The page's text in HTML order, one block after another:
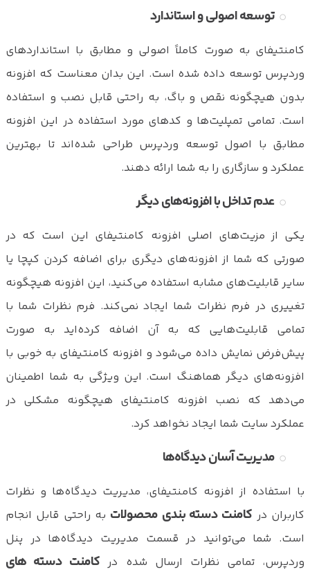
توسعه اصولی و استاندارد
کامنتیفای به صورت کاملاً اصولی و مطابق با استانداردهای
وردپرس توسعه داده شده است. این بدان معناست که افزونه
بدون هیچگونه نقص و باگ، به راحتی قابل نصب و استفاده
است. تمامی تمپلیت‌ها و کدهای مورد استفاده در این افزونه
مطابق با اصول توسعه وردپرس طراحی شده‌اند تا بهترین
عملکرد و سازگاری را به شما ارائه دهند.
عدم تداخل با افزونه‌های دیگر
یکی از مزیت‌های اصلی افزونه کامنتیفای این است که در
صورتی که شما از افزونه‌های دیگری برای اضافه کردن کپچا یا
سایر قابلیت‌های مشابه استفاده می‌کنید، این افزونه هیچگونه
تغییری در فرم نظرات شما ایجاد نمی‌کند. فرم نظرات شما با
تمامی قابلیت‌هایی که به آن اضافه کرده‌اید به صورت
پیش‌فرض نمایش داده می‌شود و افزونه کامنتیفای به خوبی با
افزونه‌های دیگر هماهنگ است. این ویژگی به شما اطمینان
می‌دهد که نصب افزونه کامنتیفای هیچگونه مشکلی در
عملکرد سایت شما ایجاد نخواهد کرد.
مدیریت آسان دیدگاه‌ها
با استفاده از افزونه کامنتیفای، مدیریت دیدگاه‌ها و نظرات
کاربران در کامنت دسته بندی محصولات به راحتی قابل انجام
است. شما می‌توانید در قسمت مدیریت دیدگاه‌ها در پنل
وردپرس، تمامی نظرات ارسال شده در کامنت دسته های